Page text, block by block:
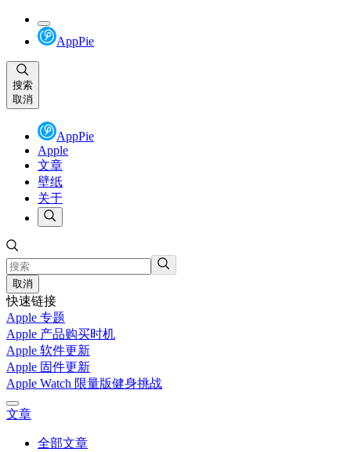
AppPie
搜索
取消
AppPie
Apple
文章
壁纸
关于
取消
快速链接
Apple 专题
Apple 产品购买时机
Apple 软件更新
Apple 固件更新
Apple Watch 限量版健身挑战
文章
全部文章